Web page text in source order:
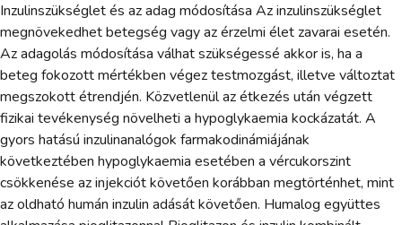
Inzulinszükséglet és az adag módosítása Az inzulinszükséglet
megnövekedhet betegség vagy az érzelmi élet zavarai esetén.
Az adagolás módosítása válhat szükségessé akkor is, ha a
beteg fokozott mértékben végez testmozgást, illetve változtat
megszokott étrendjén. Közvetlenül az étkezés után végzett
fizikai tevékenység növelheti a hypoglykaemia kockázatát. A
gyors hatású inzulinanalógok farmakodinámiájának
következtében hypoglykaemia esetében a vércukorszint
csökkenése az injekciót követően korábban megtörténhet, mint
az oldható humán inzulin adását követően. Humalog együttes